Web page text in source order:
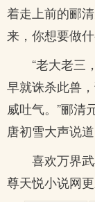
着走上前的郦
来，你想要做
“老大老三
早就诛杀此兽
威吐气。”郦清
唐初雪大声说
喜欢万界
尊天悦小说网